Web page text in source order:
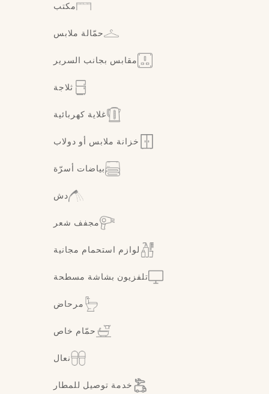
مكتب
حمّالة ملابس
مقابس بجانب السرير
ثلاجة
غلاية كهربائية
خزانة ملابس أو دولاب
بياضات أسرّة
دش
مجفف شعر
لوازم استحمام مجانية
تلفزيون بشاشة مسطحة
مرحاض
حمّام خاص
نعال
خدمة توصيل للمطار